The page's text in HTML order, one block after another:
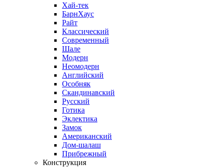
Хай-тек
БарнХаус
Райт
Классический
Современный
Шале
Модерн
Неомодерн
Английский
Особняк
Скандинавский
Русский
Готика
Эклектика
Замок
Американский
Дом-шалаш
Прибрежный
Конструкция